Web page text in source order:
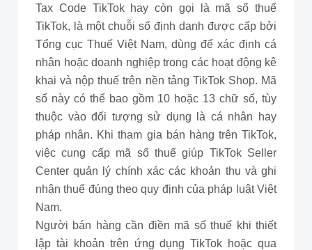
Tax Code TikTok hay còn gọi là mã số thuế
TikTok, là một chuỗi số định danh được cấp bởi
Tổng cục Thuế Việt Nam, dùng để xác định cá
nhân hoặc doanh nghiệp trong các hoạt động kê
khai và nộp thuế trên nền tảng TikTok Shop. Mã
số này có thể bao gồm 10 hoặc 13 chữ số, tùy
thuộc vào đối tượng sử dụng là cá nhân hay
pháp nhân. Khi tham gia bán hàng trên TikTok,
việc cung cấp mã số thuế giúp TikTok Seller
Center quản lý chính xác các khoản thu và ghi
nhận thuế đúng theo quy định của pháp luật Việt
Nam.
Người bán hàng cần điền mã số thuế khi thiết
lập tài khoản trên ứng dụng TikTok hoặc qua